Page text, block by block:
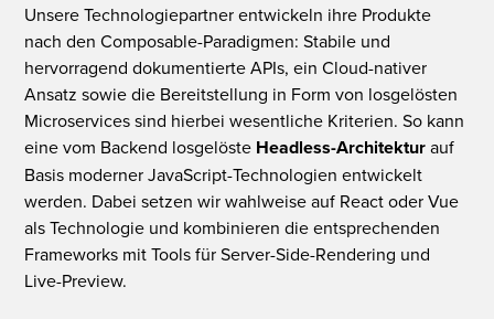
Unsere Technologiepartner entwickeln ihre Produkte
nach den Composable-Paradigmen: Stabile und
hervorragend dokumentierte APIs, ein Cloud-nativer
Ansatz sowie die Bereitstellung in Form von losgelösten
Microservices sind hierbei wesentliche Kriterien. So kann
eine vom Backend losgelöste Headless-Architekturauf
Basis moderner JavaScript-Technologien entwickelt
werden. Dabei setzen wir wahlweise auf React oder Vue
als Technologie und kombinieren die entsprechenden
Frameworks mit Tools für Server-Side-Rendering und
Live-Preview.